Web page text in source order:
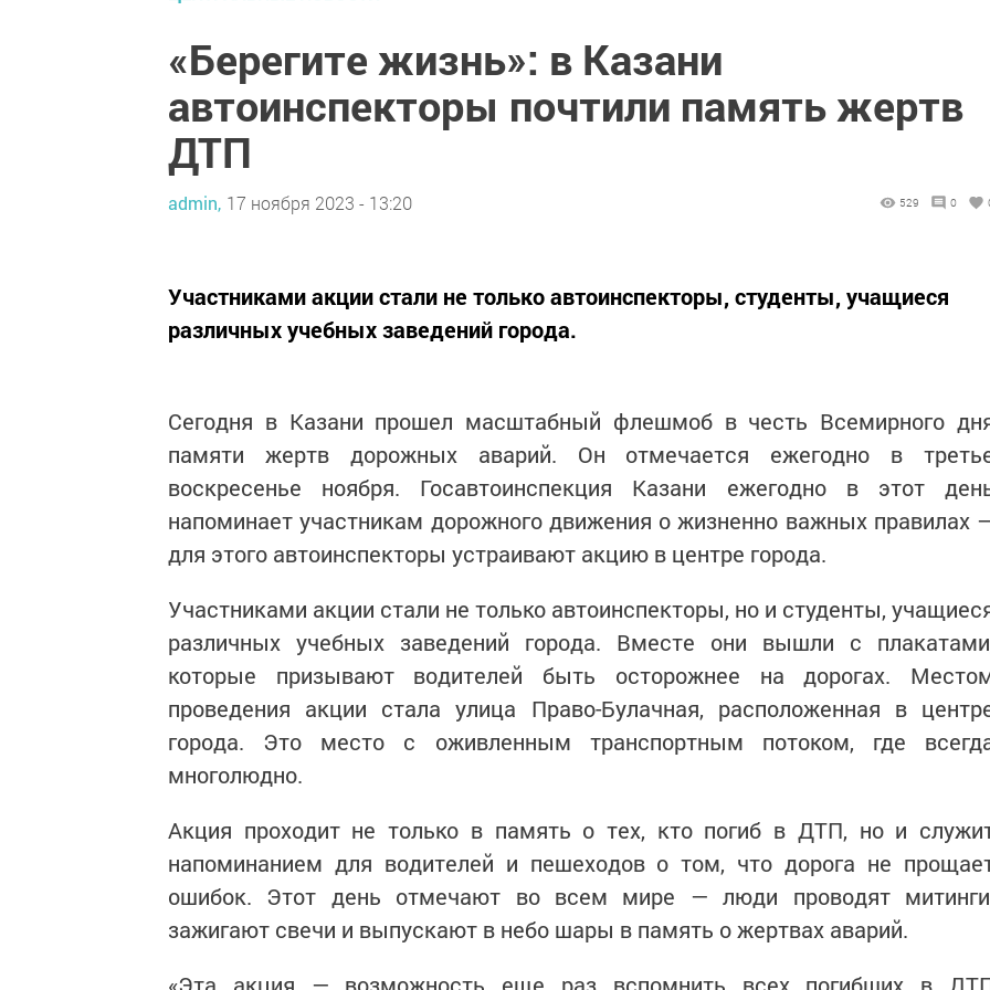
«Берегите жизнь»: в Казани
автоинспекторы почтили память жертв
ДТП
admin, 17 ноября 2023 - 13:20 529 0
Участниками акции стали не только автоинспекторы, студенты, учащиеся
различных учебных заведений города.
Сегодня в Казани прошел масштабный флешмоб в честь Всемирного
памяти жертв дорожных аварий. Он отмечается ежегодно в
воскресенье ноября. Госавтоинспекция Казани ежегодно в этот
напоминает участникам дорожного движения о жизненно важных правилах
для этого автоинспекторы устраивают акцию в центре города.
Участниками акции стали не только автоинспекторы, но и студенты,
различных учебных заведений города. Вместе они вышли с
которые призывают водителей быть осторожнее на дорогах.
проведения акции стала улица Право-Булачная, расположенная в
города. Это место с оживленным транспортным потоком, где
многолюдно.
Акция проходит не только в память о тех, кто погиб в ДТП, но и
напоминанием для водителей и пешеходов о том, что дорога не
ошибок. Этот день отмечают во всем мире — люди проводят
зажигают свечи и выпускают в небо шары в память о жертвах аварий.
«Эта акция — возможность еще раз вспомнить всех погибших в